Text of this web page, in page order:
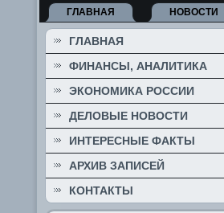
ГЛАВНАЯ НОВОСТИ
ГЛАВНАЯ
ФИНАНСЫ, АНАЛИТИКА
ЭКОНОМИКА РОССИИ
ДЕЛОВЫЕ НОВОСТИ
ИНТЕРЕСНЫЕ ФАКТЫ
АРХИВ ЗАПИСЕЙ
КОНТАКТЫ